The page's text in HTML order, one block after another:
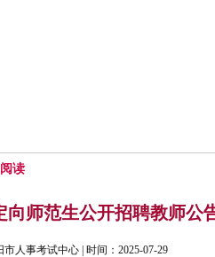
读
向师范生公开招聘教师公
人事考试中心 | 时间：2025-07-29